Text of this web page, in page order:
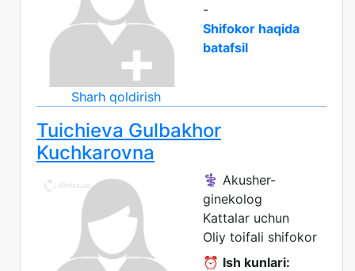
Sharh qoldirish
-
Shifokor haqida
batafsil
Tuichieva Gulbakhor
Kuchkarovna
⚕️ Akusher-
ginekolog
Kattalar uchun
Oliy toifali shifokor
⏰ Ish kunlari: